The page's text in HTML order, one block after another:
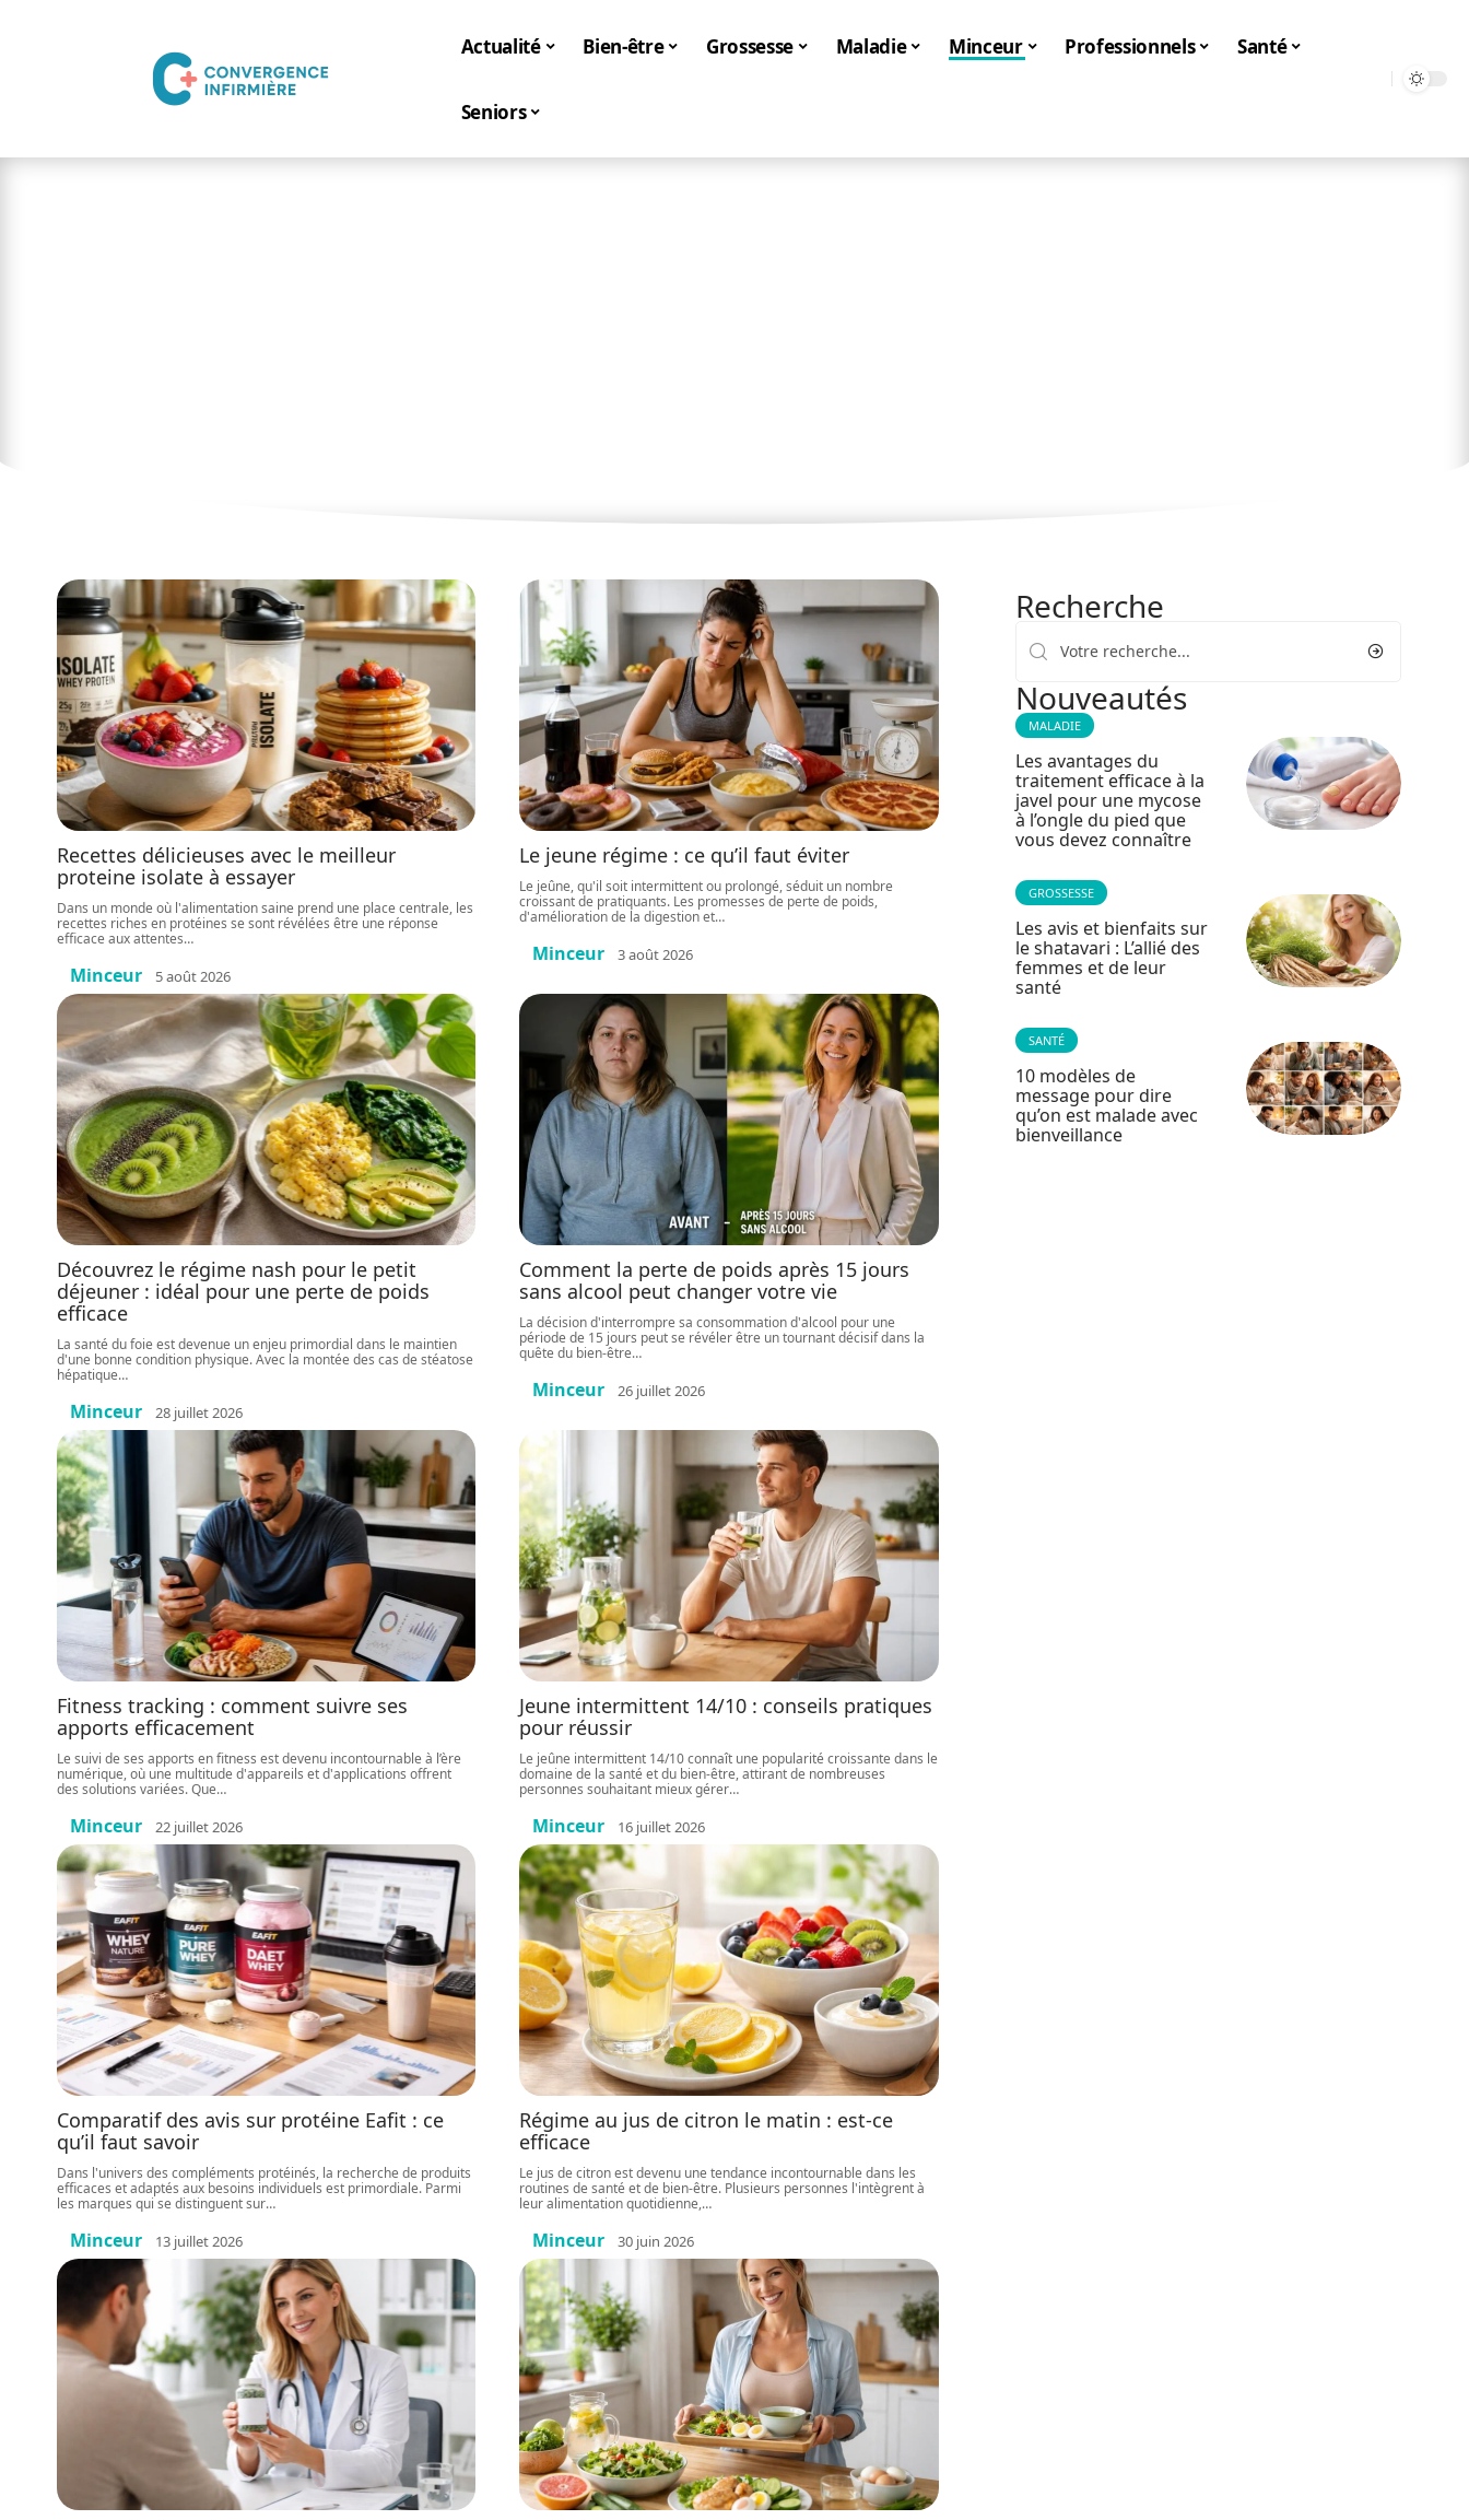
Actualité Bien-être Grossesse Maladie Minceur Professionnels Santé
Seniors
Recettes délicieuses avec le meilleur
proteine isolate à essayer
Dans un monde où l'alimentation saine prend une place centrale, les
recettes riches en protéines se sont révélées être une réponse
efficace aux attentes…
Minceur 5 août 2026
Le jeune régime : ce qu’il faut éviter
Le jeûne, qu'il soit intermittent ou prolongé, séduit un nombre
croissant de pratiquants. Les promesses de perte de poids,
d'amélioration de la digestion et…
Minceur 3 août 2026
Découvrez le régime nash pour le petit
déjeuner : idéal pour une perte de poids
efficace
La santé du foie est devenue un enjeu primordial dans le maintien
d'une bonne condition physique. Avec la montée des cas de stéatose
hépatique…
Minceur 28 juillet 2026
Comment la perte de poids après 15 jours
sans alcool peut changer votre vie
La décision d'interrompre sa consommation d'alcool pour une
période de 15 jours peut se révéler être un tournant décisif dans la
quête du bien-être…
Minceur 26 juillet 2026
Fitness tracking : comment suivre ses
apports efficacement
Le suivi de ses apports en fitness est devenu incontournable à l’ère
numérique, où une multitude d'appareils et d'applications offrent
des solutions variées. Que…
Minceur 22 juillet 2026
Jeune intermittent 14/10 : conseils pratiques
pour réussir
Le jeûne intermittent 14/10 connaît une popularité croissante dans le
domaine de la santé et du bien-être, attirant de nombreuses
personnes souhaitant mieux gérer…
Minceur 16 juillet 2026
Comparatif des avis sur protéine Eafit : ce
qu’il faut savoir
Dans l'univers des compléments protéinés, la recherche de produits
efficaces et adaptés aux besoins individuels est primordiale. Parmi
les marques qui se distinguent sur…
Minceur 13 juillet 2026
Régime au jus de citron le matin : est-ce
efficace
Le jus de citron est devenu une tendance incontournable dans les
routines de santé et de bien-être. Plusieurs personnes l'intègrent à
leur alimentation quotidienne,…
Minceur 30 juin 2026
Recherche
Nouveautés
MALADIE
Les avantages du
traitement efficace à la
javel pour une mycose
à l’ongle du pied que
vous devez connaître
GROSSESSE
Les avis et bienfaits sur
le shatavari : L’allié des
femmes et de leur
santé
SANTÉ
10 modèles de
message pour dire
qu’on est malade avec
bienveillance